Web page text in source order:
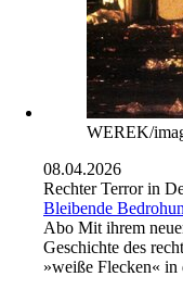
WEREK/
08.04.2026
Rechter Terror in
Bleibende
Abo Mit ihrem
Geschichte des
»weiße Flecken«